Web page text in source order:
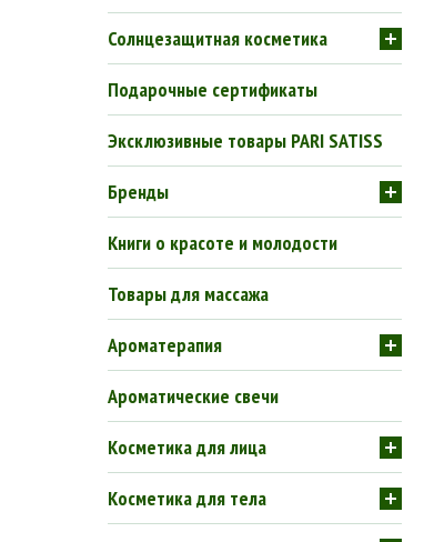
Солнцезащитная косметика
Подарочные сертификаты
Эксклюзивные товары PARI SATISS
Бренды
Книги о красоте и молодости
Товары для массажа
Ароматерапия
Ароматические свечи
Косметика для лица
Косметика для тела